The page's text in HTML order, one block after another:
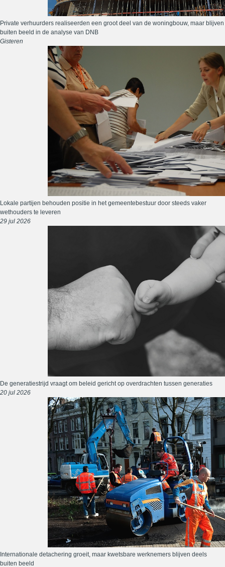
Private verhuurders realiseerden een groot deel van de woningbouw, maar blijven
buiten beeld in de analyse van DNB
Gisteren
Lokale partijen behouden positie in het gemeentebestuur door steeds vaker
wethouders te leveren
29 jul 2026
De generatiestrijd vraagt om beleid gericht op overdrachten tussen generaties
20 jul 2026
Internationale detachering groeit, maar kwetsbare werknemers blijven deels
buiten beeld